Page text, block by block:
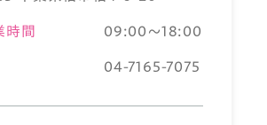
時間 09:00～18:00
04-7165-7075